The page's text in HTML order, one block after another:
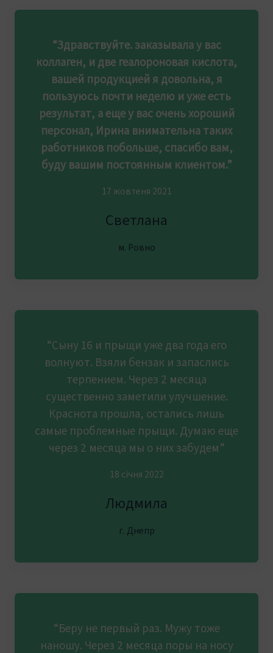
“Здравствуйте. заказывала у вас
коллаген, и две геалороновая кислота,
вашей продукцией я довольна, я
пользуюсь почти неделю и уже есть
результат, а еще у вас очень хороший
персонал, Ирина внимательна таких
работников побольше, спасибо вам,
буду вашим постоянным клиентом.”
17 жовтеня 2021
Светлана
м. Ровно
“Сыну 16 и прыщи уже два года его
волнуют. Взяли бензак и запаслись
терпением. Через 2 месяца
существенно заметили улучшение.
Краснота прошла, остались лишь
самые проблемные прыщи. Думаю еще
через 2 месяца мы о них забудем”
18 січня 2022
Людмила
г. Днепр
“Беру не первый раз. Мужу тоже
наношу. Через 2 месяца поры на носу